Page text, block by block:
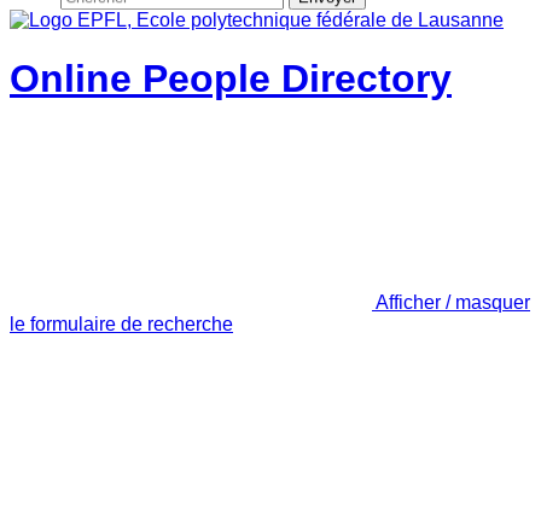
Online People Directory
Afficher / masquer
le formulaire de recherche